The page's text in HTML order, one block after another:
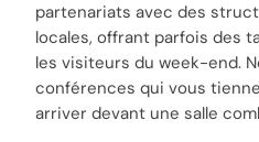
partenariats avec des
locales, offrant parfois des
les visiteurs du week-end.
conférences qui vous
arriver devant une salle